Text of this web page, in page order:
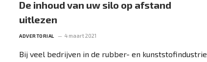
De inhoud van uw silo op afstand
uitlezen
ADVERTORIAL 4 maart 2021
Bij veel bedrijven in de rubber- en kunststofindustrie